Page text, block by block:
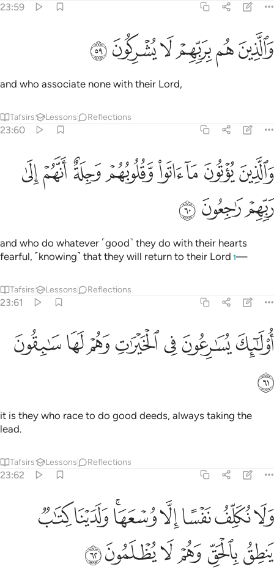
23:59
والذين هم بربهم لا يشركون ٥٩
وَٱلَّذِينَ هُم بِرَبِّهِمْ لَا يُشْرِكُونَ ٥٩
ﳗﳘﳙﳚﳛﳜ
and who associate none with their Lord,
Tafsirs Lessons Reflections
23:60
والذين يوتون ما اتوا وقلوبهم وجلة انهم الى ربهم راجعون ٦٠
وَٱلَّذِينَ يُؤْتُونَ مَآ ءَاتَوا۟ وَّقُلُوبُهُمْ وَجِلَةٌ أَنَّهُمْ إِلَىٰ رَبِّهِمْ رَٰجِعُونَ ٦٠
ﱁﱂﱃﱄﱅﱆﱇﱈ
ﱉﱊﱋ
and who do whatever ˹good˺ they do with their hearts
fearful, ˹knowing˺ that they will return to their Lord 1—
Tafsirs Lessons Reflections
23:61
اولايك يسارعون في الخيرات وهم لها سابقون ٦١
أُو۟لَـٰٓئِكَ يُسَـٰرِعُونَ فِى ٱلْخَيْرَٰتِ وَهُمْ لَهَا سَـٰبِقُونَ ٦١
ﱌﱍﱎﱏﱐﱑﱒ
ﱓ
it is they who race to do good deeds, always taking the
lead.
Tafsirs Lessons Reflections
23:62
ولا نكلف نفسا الا وسعها ولدينا كتاب ينطق بالحق وهم لا يظلمون ٦٢
وَلَا نُكَلِّفُ نَفْسًا إِلَّا وُسْعَهَا ۖ وَلَدَيْنَا كِتَـٰبٌۭ يَنطِقُ بِٱلْحَقِّ ۚ وَهُمْ لَا يُظْلَمُونَ ٦٢
ﱔﱕﱖﱗﱘﱙﱚﱛ
ﱜﱝﱞﱟﱠﱡ